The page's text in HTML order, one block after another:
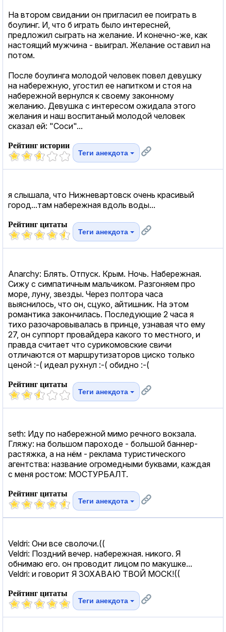
На втором свидании он пригласил ее поиграть в
боулинг. И, что б играть было интересней,
предложил сыграть на желание. И конечно-же, как
настоящий мужчина - выиграл. Желание оставил на
потом.
После боулинга молодой человек повел девушку
на набережную, угостил ее напитком и стоя на
набережной вернулся к своему законному
желанию. Девушка с интересом ожидала этого
желания и наш воспитаный молодой человек
сказал ей: "Соси"...
Рейтинг истории
Теги анекдота
я слышала, что Нижневартовск очень красивый
город...там набережная вдоль воды...
Рейтинг цитаты
Теги анекдота
Anarchy: Блять. Отпуск. Крым. Ночь. Набережная.
Сижу с симпатичным мальчиком. Разгоняем про
море, луну, звезды. Через полтора часа
выяснилось, что он, сцуко, айтишник. На этом
романтика закончилась. Последующие 2 часа я
тихо разочаровывалась в принце, узнавая что ему
27, он суппорт провайдера какого то местного, и
правда считает что сурикомовские свичи
отличаются от маршрутизаторов циско только
ценой :-( идеал рухнул :-( обидно :-(
Рейтинг цитаты
Теги анекдота
seth: Иду по набережной мимо речного вокзала.
Гляжу: на большом пароходе - большой баннер-
растяжка, а на нём - реклама туристического
агентства: название огромедными буквами, каждая
с меня ростом: МОСТУРБАЛТ.
Рейтинг цитаты
Теги анекдота
Veldri: Они все сволочи.((
Veldri: Поздний вечер. набережная. никого. Я
обнимаю его. он проводит лицом по макушке...
Veldri: и говорит Я ЗОХАВАЮ ТВОЙ МОСК!((
Рейтинг цитаты
Теги анекдота